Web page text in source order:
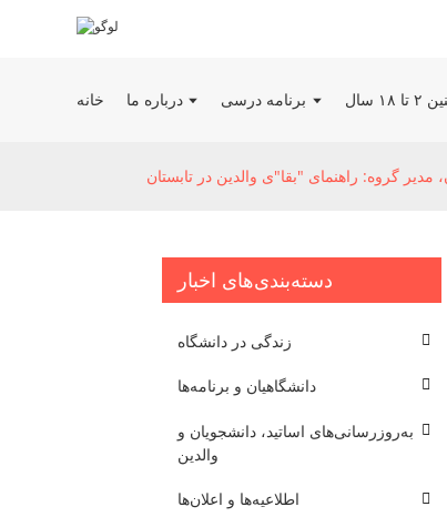
خانه درباره ما برنامه درسی
گروه: راهنمای "بقا"ی والدین در تابستان
دسته‌بندی‌های اخبار
زندگی در دانشگاه
دانشگاهیان و برنامه‌ها
به‌روزرسانی‌های اساتید، دانشجویان و
والدین
اطلاعیه‌ها و اعلان‌ها